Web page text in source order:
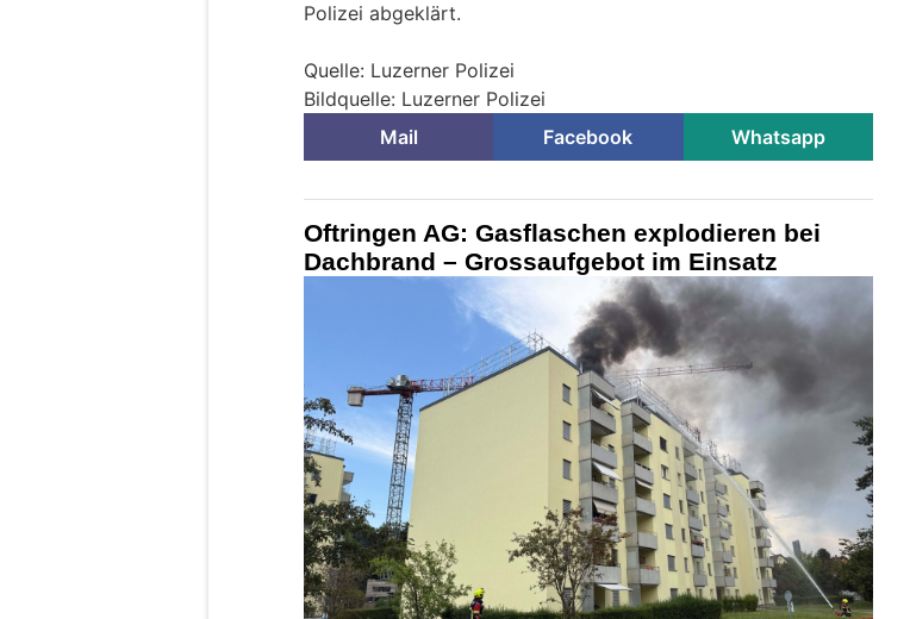
Polizei abgeklärt.
Quelle: Luzerner Polizei
Bildquelle: Luzerner Polizei
Mail
Facebook Whatsapp
Oftringen AG: Gasflaschen explodieren bei
Dachbrand – Grossaufgebot im Einsatz